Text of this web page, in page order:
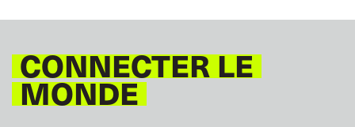
CONNECTER LE
MONDE